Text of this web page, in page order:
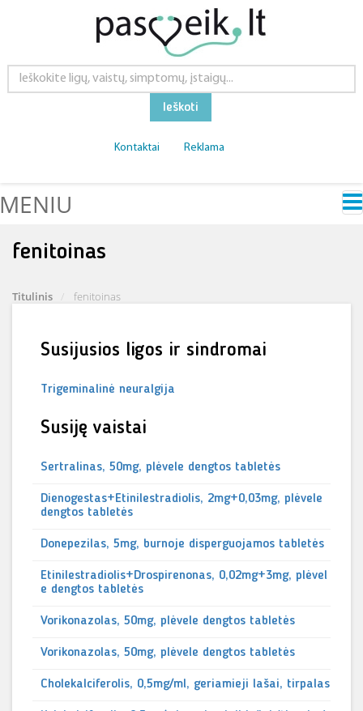
Ieškoti
Kontaktai Reklama
MENIU
fenitoinas
Titulinis fenitoinas
Susijusios ligos ir sindromai
Trigeminalinė neuralgija
Susiję vaistai
Sertralinas, 50mg, plėvele dengtos tabletės
Dienogestas+Etinilestradiolis, 2mg+0,03mg, plėvele
dengtos tabletės
Donepezilas, 5mg, burnoje disperguojamos tabletės
Etinilestradiolis+Drospirenonas, 0,02mg+3mg, plėvel
e dengtos tabletės
Vorikonazolas, 50mg, plėvele dengtos tabletės
Vorikonazolas, 50mg, plėvele dengtos tabletės
Cholekalciferolis, 0,5mg/ml, geriamieji lašai, tirpalas